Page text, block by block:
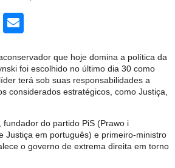
que hoje domina a política da
foi escolhido no último dia 30 como
terá sob suas responsabilidades a
considerados estratégicos, como Justiça,
fundador do partido PiS (Prawo i
Justiça em português) e primeiro-ministro
o governo de extrema direita em torno